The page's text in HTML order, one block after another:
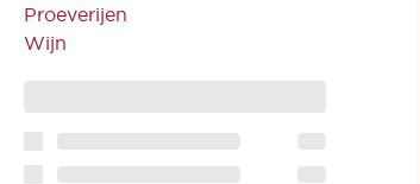
Proeverijen
Wijn